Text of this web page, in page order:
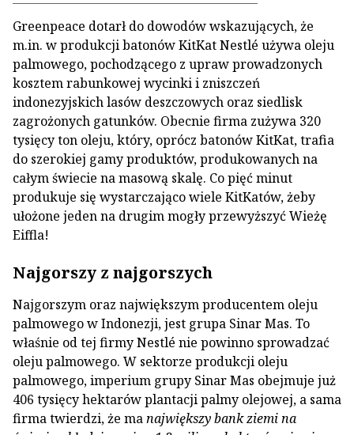
Greenpeace dotarł do dowodów wskazujących, że
m.in. w produkcji batonów KitKat Nestlé używa oleju
palmowego, pochodzącego z upraw prowadzonych
kosztem rabunkowej wycinki i zniszczeń
indonezyjskich lasów deszczowych oraz siedlisk
zagrożonych gatunków. Obecnie firma zużywa 320
tysięcy ton oleju, który, oprócz batonów KitKat, trafia
do szerokiej gamy produktów, produkowanych na
całym świecie na masową skalę. Co pięć minut
produkuje się wystarczająco wiele KitKatów, żeby
ułożone jeden na drugim mogły przewyższyć Wieżę
Eiffla!
Najgorszy z najgorszych
Najgorszym oraz największym producentem oleju
palmowego w Indonezji, jest grupa Sinar Mas. To
właśnie od tej firmy Nestlé nie powinno sprowadzać
oleju palmowego. W sektorze produkcji oleju
palmowego, imperium grupy Sinar Mas obejmuje już
406 tysięcy hektarów plantacji palmy olejowej, a sama
firma twierdzi, że manajwiększy bank ziemi na